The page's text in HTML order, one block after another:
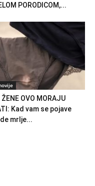
PORODICOM,...
ŽENE OVO MORAJU
Kad vam se pojave
mrlje...